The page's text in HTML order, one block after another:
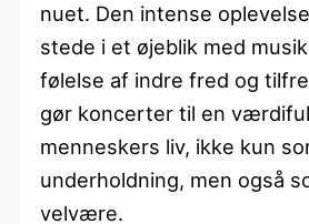
nuet. Den intense
stede i et øjeblik med
følelse af indre fred og
gør koncerter til en
menneskers liv, ikke kun
underholdning, men også
velvære.